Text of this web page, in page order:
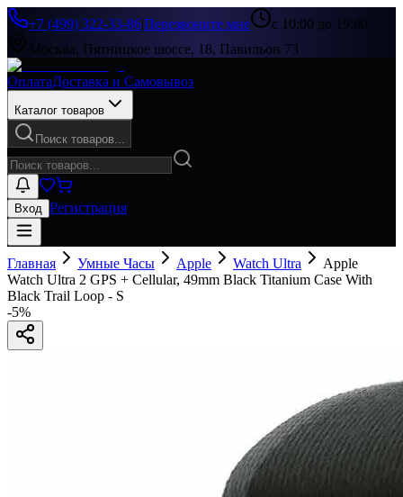
+7 (499) 322-33-86|Перезвоните мне
с 10:00 до 19:00
Москва, Пятницкое шоссе, 18, Павильон 73
ОплатаДоставка и Самовывоз
Каталог товаров
Поиск товаров...
Вход Регистрация
Главная Умные Часы Apple Watch Ultra
Apple
Watch Ultra 2 GPS + Cellular, 49mm Black Titanium Case With
Black Trail Loop - S
-5%